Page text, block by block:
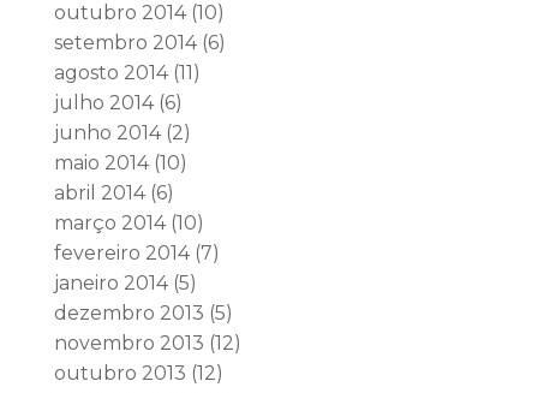
outubro 2014(10)
setembro 2014(6)
agosto 2014(11)
julho 2014(6)
junho 2014(2)
maio 2014(10)
abril 2014(6)
março 2014(10)
fevereiro 2014(7)
janeiro 2014(5)
dezembro 2013 (5)
novembro 2013 (12)
outubro 2013 (12)